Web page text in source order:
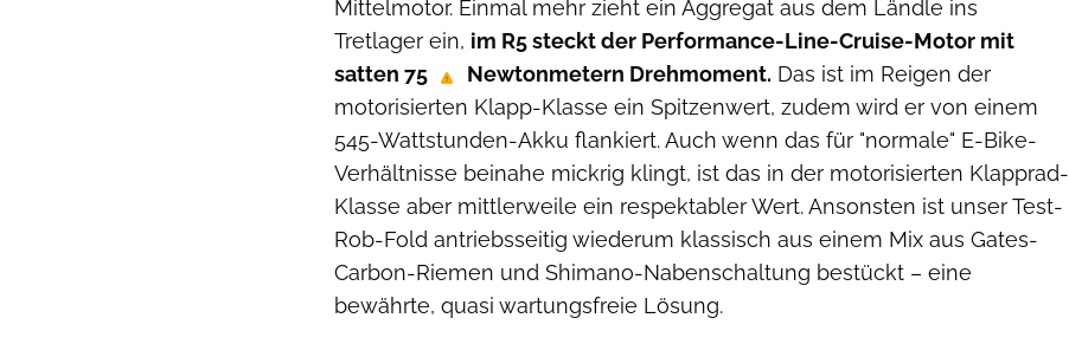
Mittelmotor. Einmal mehr zieht ein Aggregat aus dem Ländle ins
Tretlager ein, im R5 steckt der Performance-Line-Cruise-Motor mit
satten 75
Newtonmetern Drehmoment. Das ist im Reigen der
motorisierten Klapp-Klasse ein Spitzenwert, zudem wird er von einem
545-Wattstunden-Akku flankiert. Auch wenn das für "normale" E-Bike-
Verhältnisse beinahe mickrig klingt, ist das in der motorisierten Klapprad-
Klasse aber mittlerweile ein respektabler Wert. Ansonsten ist unser Test-
Rob-Fold antriebsseitig wiederum klassisch aus einem Mix aus Gates-
Carbon-Riemen und Shimano-Nabenschaltung bestückt – eine
bewährte, quasi wartungsfreie Lösung.